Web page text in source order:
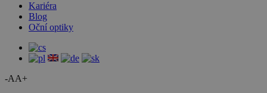
Kariéra
Blog
Oční optiky
-AA+